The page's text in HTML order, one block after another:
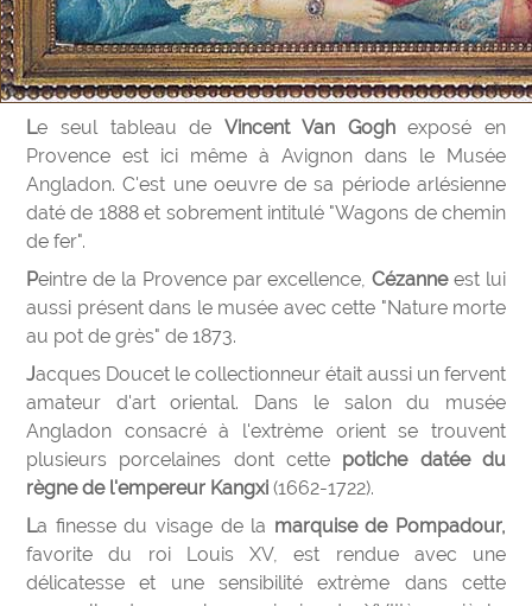
Le seul tableau de Vincent Van Goghexposé en
Provence est ici même à Avignon dans le Musée
Angladon. C'est une oeuvre de sa période arlésienne
daté de 1888 et sobrement intitulé "Wagons de chemin
de fer".
Peintre de la Provence par excellence,Cézanneest lui
aussi présent dans le musée avec cette "Nature morte
au pot de grès" de 1873.
Jacques Doucet le collectionneur était aussi un fervent
amateur d'art oriental. Dans le salon du musée
Angladon consacré à l'extrème orient se trouvent
plusieurs porcelaines dont cette potiche datée du
règne de l'empereur Kangxi (1662-1722).
La finesse du visage de la marquise de Pompadour,
favorite du roi Louis XV, est rendue avec une
délicatesse et une sensibilité extrème dans cette